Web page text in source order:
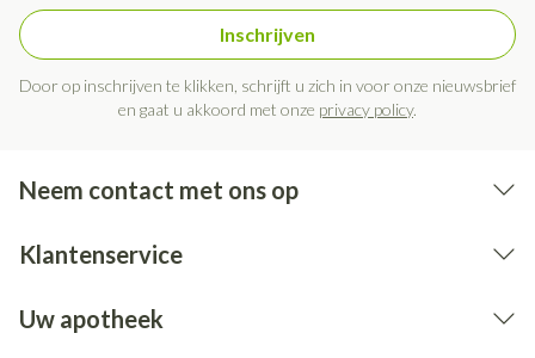
Inschrijven
Door op inschrijven te klikken, schrijft u zich in voor onze nieuwsbrief
en gaat u akkoord met onze privacy policy.
Neem contact met ons op
Klantenservice
Uw apotheek